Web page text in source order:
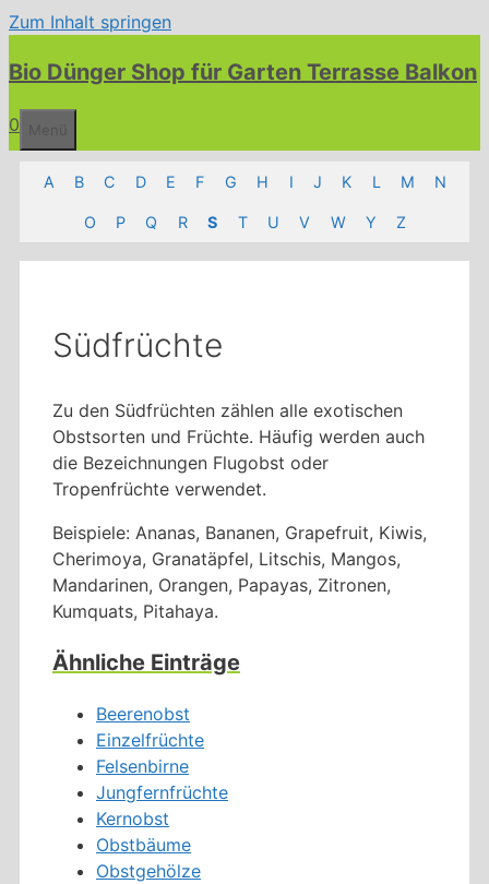
Zum Inhalt springen
Bio Dünger Shop für Garten Terrasse Balkon
0
A B C D E F G H I J K L M N
O P Q R S T U V W Y Z
Südfrüchte
Zu den Südfrüchten zählen alle exotischen
Obstsorten und Früchte. Häufig werden auch
die Bezeichnungen Flugobst oder
Tropenfrüchte verwendet.
Beispiele: Ananas, Bananen, Grapefruit, Kiwis,
Cherimoya, Granatäpfel, Litschis, Mangos,
Mandarinen, Orangen, Papayas, Zitronen,
Kumquats, Pitahaya.
Ähnliche Einträge
Beerenobst
Einzelfrüchte
Felsenbirne
Jungfernfrüchte
Kernobst
Obstbäume
Obstgehölze